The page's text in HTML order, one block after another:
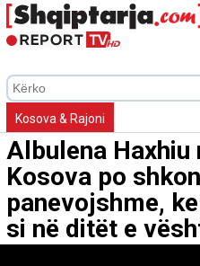
Kosova & Rajoni
Albulena Haxhiu
Kosova po
panevojshme,
si në ditët e